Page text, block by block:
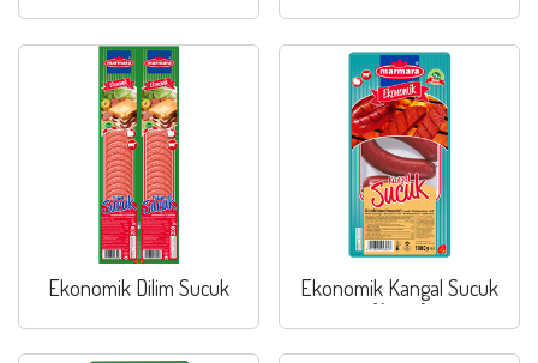
Ekonomik Dilim Sucuk
Ekonomik Kangal Sucuk
(Acısız)